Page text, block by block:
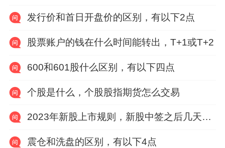
发行价和首日开盘价的区别，有以下2点
股票账户的钱在什么时间能转出，T+1或T+2
600和601股什么区别，有以下四点
个股是什么，个股股指期货怎么交易
2023年新股上市规则，新股中签之后几天缴纳费用
震仓和洗盘的区别，有以下4点